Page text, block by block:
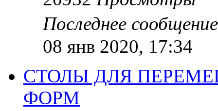
Последнее
08 янв 2020, 17:34
СТОЛЫ ДЛЯ
ФОРМ